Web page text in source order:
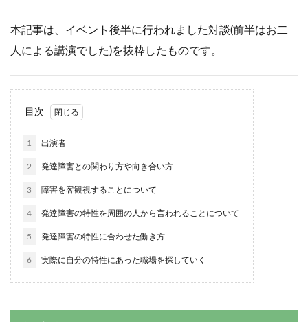
本記事は、イベント後半に行われました対談(前半はお二
人による講演でした)を抜粋したものです。
目次
1 出演者
2 発達障害との関わり方や向き合い方
3 障害を客観視することについて
4 発達障害の特性を周囲の人から言われることについて
5 発達障害の特性に合わせた働き方
6 実際に自分の特性にあった職場を探していく